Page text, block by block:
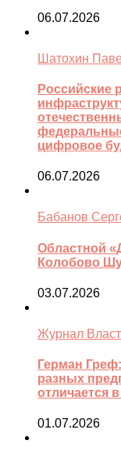
06.07.2026
Шатохин
Российские
цифровое
06.07.2026
Бабанов
Областной
Колобово
03.07.2026
Журнал
Герман
разных
отличается
01.07.2026